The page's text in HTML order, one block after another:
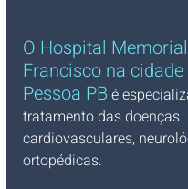
O Hospital
Francisco na
Pessoa PB é
tratamento das doenças
cardiovasculares,
ortopédicas.